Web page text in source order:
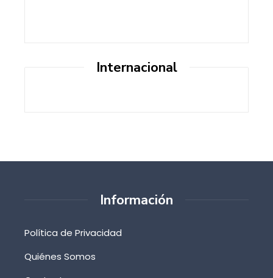
Internacional
Información
Política de Privacidad
Quiénes Somos